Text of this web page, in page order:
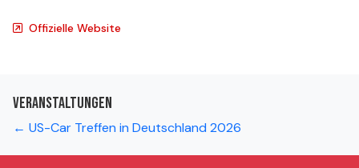
Offizielle Website
Veranstaltungen
← US-Car Treffen in Deutschland 2026